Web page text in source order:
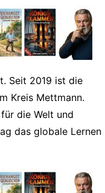
Seit 2019 ist die
Kreis Mettmann.
die Welt und
das globale Lernen